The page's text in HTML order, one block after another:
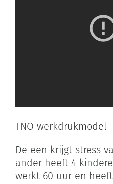
TNO werkdrukmodel
De een krijgt stress
ander heeft 4
werkt 60 uur en